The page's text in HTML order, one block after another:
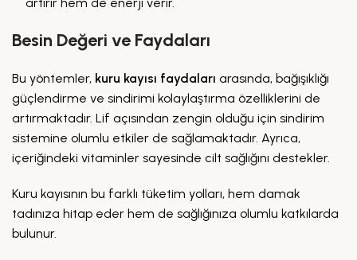
Besin Değeri ve Faydaları
Bu yöntemler, kuru kayısı faydaları arasında, bağışıklığı
güçlendirme ve sindirimi kolaylaştırma özelliklerini de
artırmaktadır. Lif açısından zengin olduğu için sindirim
sistemine olumlu etkiler de sağlamaktadır. Ayrıca,
içeriğindeki vitaminler sayesinde cilt sağlığını destekler.
Kuru kayısının bu farklı tüketim yolları, hem damak
tadınıza hitap eder hem de sağlığınıza olumlu katkılarda
bulunur.